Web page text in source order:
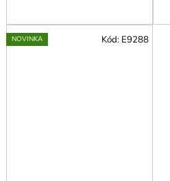
NOVINKA Kód: E9288